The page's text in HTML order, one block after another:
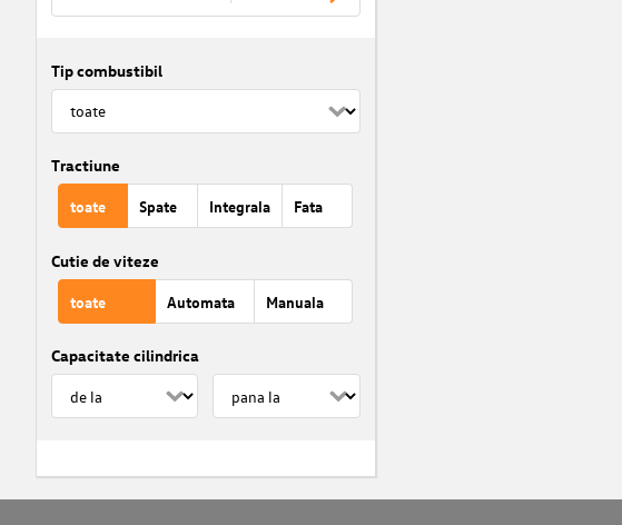
Tip combustibil
Tractiune
toate Spate Integrala Fata
Cutie de viteze
toate Automata Manuala
Capacitate cilindrica